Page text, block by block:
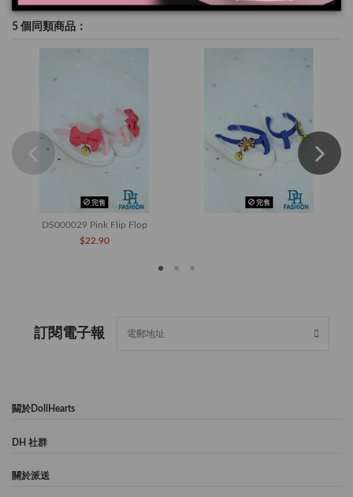
5 個同類商品：
完售
DS000029 Pink Flip Flop
$22.90
完售
訂閱電子報
闗於DollHearts
DH 社群
關於派送